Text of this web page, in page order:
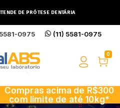
DE PRÓTESE DENTÁRIA
0975 (11) 5581-0975
Buscar
0
Compras acima de R$300
com limite de até 10kg*